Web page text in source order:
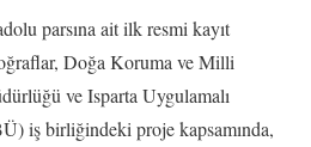
parsına ait ilk resmi kayıt
Doğa Koruma ve Milli
ve Isparta Uygulamalı
iş birliğindeki proje kapsamında,